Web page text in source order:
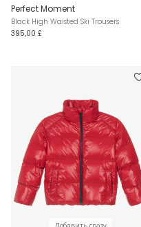
Perfect Moment
Black High Waisted Ski Trousers
395,00 £